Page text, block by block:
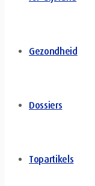
Gezondheid
Dossiers
Topartikels